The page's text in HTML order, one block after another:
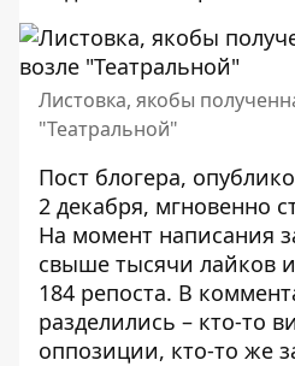
Листовка, якобы
"Театральной"
Пост блогера,
2 декабря, мгновенно
На момент написания
свыше тысячи лайков
184 репоста. В
разделились – кто-то
оппозиции, кто-то же